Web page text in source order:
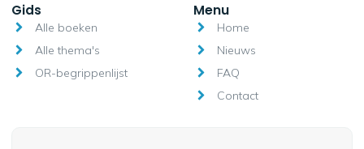
Gids
Alle boeken
Alle thema's
OR-begrippenlijst
Menu
Home
Nieuws
FAQ
Contact